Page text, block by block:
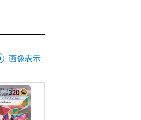
画像表示